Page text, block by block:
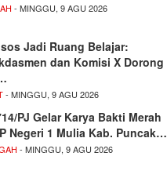
- MINGGU, 9 AGU 2026
Jadi Ruang Belajar:
dan Komisi X Dorong
- MINGGU, 9 AGU 2026
PJ Gelar Karya Bakti Merah
Negeri 1 Mulia Kab. Puncak…
- MINGGU, 9 AGU 2026